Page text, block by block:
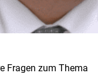
Fragen zum Thema